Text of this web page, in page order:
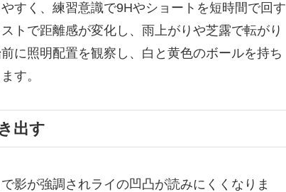
すく、練習意識で9Hやショートを短時間で回す
トで距離感が変化し、雨上がりや芝露で転がり
に照明配置を観察し、白と黄色のボールを持ち
す。
出す
影が強調されライの凹凸が読みにくくなりま